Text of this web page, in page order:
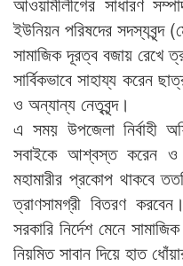
ইউনিয়ন পরিষদের সদস্যবৃন্দ
সামাজিক দূরত্ব বজায় রেখে
সার্বিকভাবে সাহায্য করেন
ও অন্যান্য নেতৃবৃন্দ।
এ সময় উপজেলা নির্বাহী
সবাইকে আশ্বস্ত করেন ও
মহামারীর প্রকোপ থাকবে
ত্রাণসামগ্রী বিতরণ
সরকারি নির্দেশ মেনে
নিয়মিত সাবান দিয়ে হাত